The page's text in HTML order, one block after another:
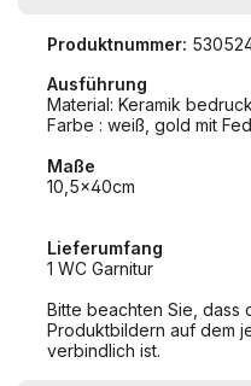
Produktnummer:
Ausführung
Material: Keramik
Farbe : weiß, gold mit
Maße
10,5x40cm
Lieferumfang
1 WC Garnitur
Bitte beachten Sie, dass
Produktbildern auf dem
verbindlich ist.